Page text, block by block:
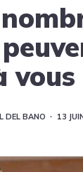
DEL BANO 13